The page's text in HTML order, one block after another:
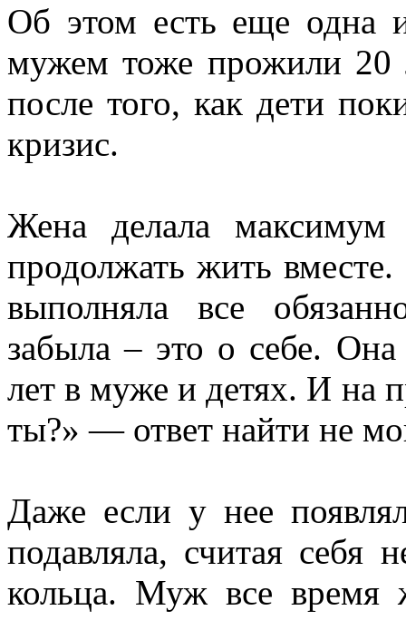
Об этом есть еще одна
мужем тоже прожили 20
после того, как дети
кризис.
Жена делала максимум
продолжать жить
выполняла все
забыла – это о себе.
лет в муже и детях. И на
ты?» — ответ найти не
Даже если у нее
подавляла, считая себя
кольца. Муж все время